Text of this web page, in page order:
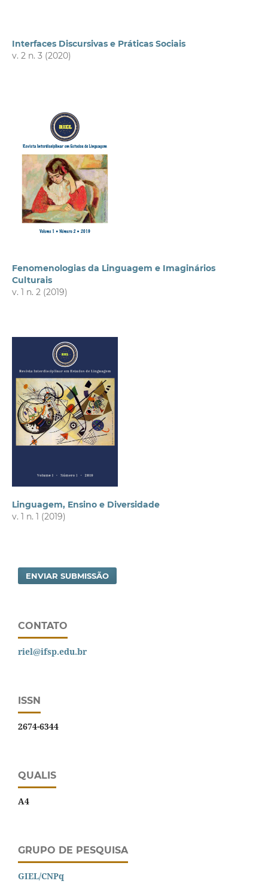
Interfaces Discursivas e Práticas Sociais
v. 2 n. 3 (2020)
Fenomenologias da Linguagem e Imaginários
Culturais
v. 1 n. 2 (2019)
Linguagem, Ensino e Diversidade
v. 1 n. 1 (2019)
ENVIAR SUBMISSÃO
CONTATO
riel@ifsp.edu.br
ISSN
2674-6344
QUALIS
A4
GRUPO DE PESQUISA
GIEL/CNPq